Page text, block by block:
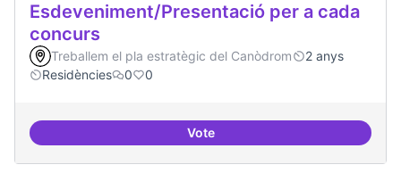
Esdeveniment/Presentació per a cada
concurs
Treballem el pla estratègic del Canòdrom
2 anys
Residències
0 0
VoteEsdeveniment/Presentació per